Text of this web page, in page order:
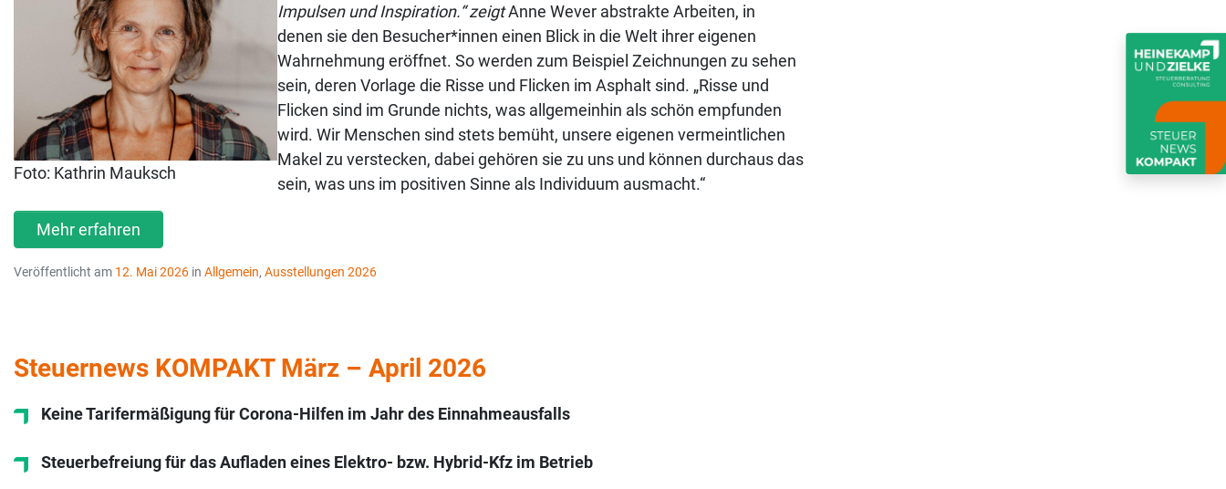
Foto: Kathrin Mauksch
Impulsen und Inspiration.“ zeigtAnne Wever abstrakte Arbeiten, in
denen sie den Besucher*innen einen Blick in die Welt ihrer eigenen
Wahrnehmung eröffnet. So werden zum Beispiel Zeichnungen zu sehen
sein, deren Vorlage die Risse und Flicken im Asphalt sind. „Risse und
Flicken sind im Grunde nichts, was allgemeinhin als schön empfunden
wird. Wir Menschen sind stets bemüht, unsere eigenen vermeintlichen
Makel zu verstecken, dabei gehören sie zu uns und können durchaus das
sein, was uns im positiven Sinne als Individuum ausmacht.“
Mehr erfahren
Veröffentlicht am 12. Mai 2026 in Allgemein, Ausstellungen 2026
Steuernews KOMPAKT März – April 2026
Keine Tarifermäßigung für Corona-Hilfen im Jahr des Einnahmeausfalls
Steuerbefreiung für das Aufladen eines Elektro- bzw. Hybrid-Kfz im Betrieb